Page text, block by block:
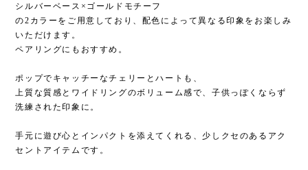
シルバーベース×ゴールドモチーフ
の2カラーをご用意しており、配色によって異なる印象をお楽しみ
いただけます。
ペアリングにもおすすめ。
ポップでキャッチーなチェリーとハートも、
上質な質感とワイドリングのボリューム感で、子供っぽくならず
洗練された印象に。
手元に遊び心とインパクトを添えてくれる、少しクセのあるアク
セントアイテムです。